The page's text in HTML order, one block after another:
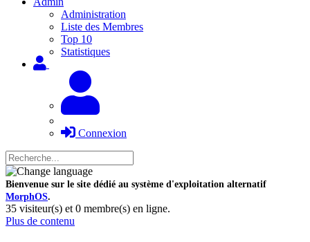
Administration
Liste des Membres
Top 10
Statistiques
Connexion
Bienvenue sur le site dédié au système d'exploitation alternatif
MorphOS.
35 visiteur(s) et 0 membre(s) en ligne.
Plus de contenu